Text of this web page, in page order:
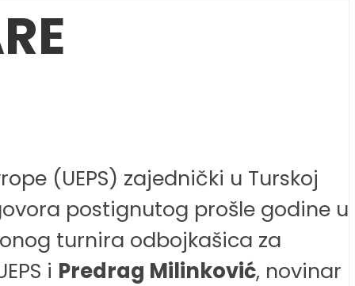
(UEPS) zajednički u Turskoj
postignutog prošle godine u
turnira odbojkašica za
i Predrag Milinković, novinar